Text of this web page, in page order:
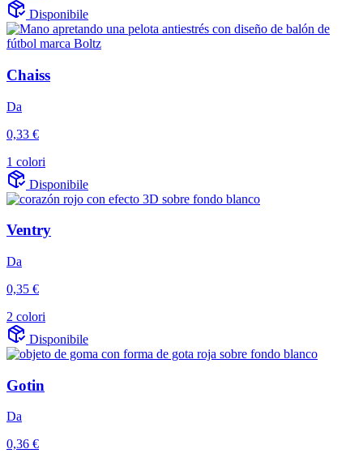
Disponibile
Chaiss
Da
0,33 €
1 colori
Disponibile
Ventry
Da
0,35 €
2 colori
Disponibile
Gotin
Da
0,36 €